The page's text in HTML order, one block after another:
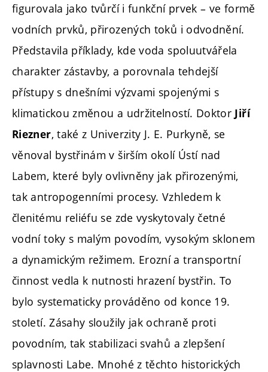
figurovala jako tvůrčí i funkční prvek – ve formě
vodních prvků, přirozených toků i odvodnění.
Představila příklady, kde voda spoluutvářela
charakter zástavby, a porovnala tehdejší
přístupy s dnešními výzvami spojenými s
klimatickou změnou a udržitelností. Doktor Jiří
Riezner, také z Univerzity J. E. Purkyně, se
věnoval bystřinám v širším okolí Ústí nad
Labem, které byly ovlivněny jak přirozenými,
tak antropogenními procesy. Vzhledem k
členitému reliéfu se zde vyskytovaly četné
vodní toky s malým povodím, vysokým sklonem
a dynamickým režimem. Erozní a transportní
činnost vedla k nutnosti hrazení bystřin. To
bylo systematicky prováděno od konce 19.
století. Zásahy sloužily jak ochraně proti
povodním, tak stabilizaci svahů a zlepšení
splavnosti Labe. Mnohé z těchto historických